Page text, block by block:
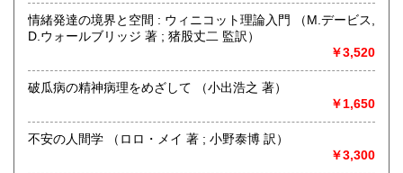
取り扱い分野
哲学宗教、社会科学、自然科学、美術工芸、国語国文、外国
人文書・美術書・専門書
情緒発達の境界と空間 : ウィニコット理論入門 （M.デービス,
D.ウォールブリッジ 著 ; 猪股丈二 監訳）
￥3,520
破瓜病の精神病理をめざして （小出浩之 著）
￥1,650
不安の人間学 （ロロ・メイ 著 ; 小野泰博 訳）
￥3,300